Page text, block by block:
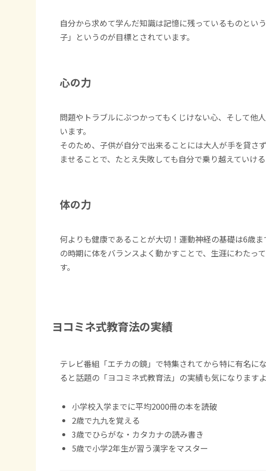
自分から求めて学んだ知識は記憶に残っているものとい
子」というのが目標とされています。
心の力
問題やトラブルにぶつかってもくじけない心、そして他
います。
そのため、子供が自分で出来ることには大人が手を貸さ
ませることで、たとえ失敗しても自分で乗り越えていける
体の力
何よりも健康であることが大切！運動神経の基礎は6歳
の時期に体をバランスよく動かすことで、生涯にわたっ
す。
ヨコミネ式教育法の実績
テレビ番組「エチカの鏡」で特集されてから特に有名に
ると話題の「ヨコミネ式教育法」の実績も気になりますよ
小学校入学までに平均2000冊の本を読破
2歳で九九を覚える
3歳でひらがな・カタカナの読み書き
5歳で小学2年生が習う漢字をマスター